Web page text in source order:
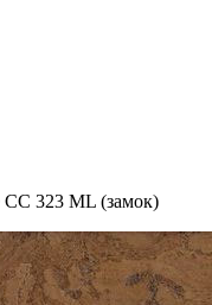
323 ML (замок)